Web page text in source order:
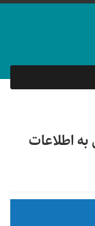
به اطلاعات